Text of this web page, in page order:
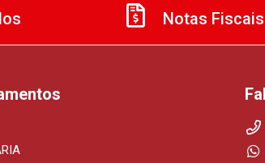
Notas Fiscais